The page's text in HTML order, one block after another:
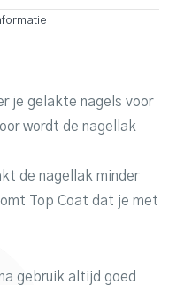
je gelakte nagels voor
wordt de nagellak
de nagellak minder
Top Coat dat je met
gebruik altijd goed